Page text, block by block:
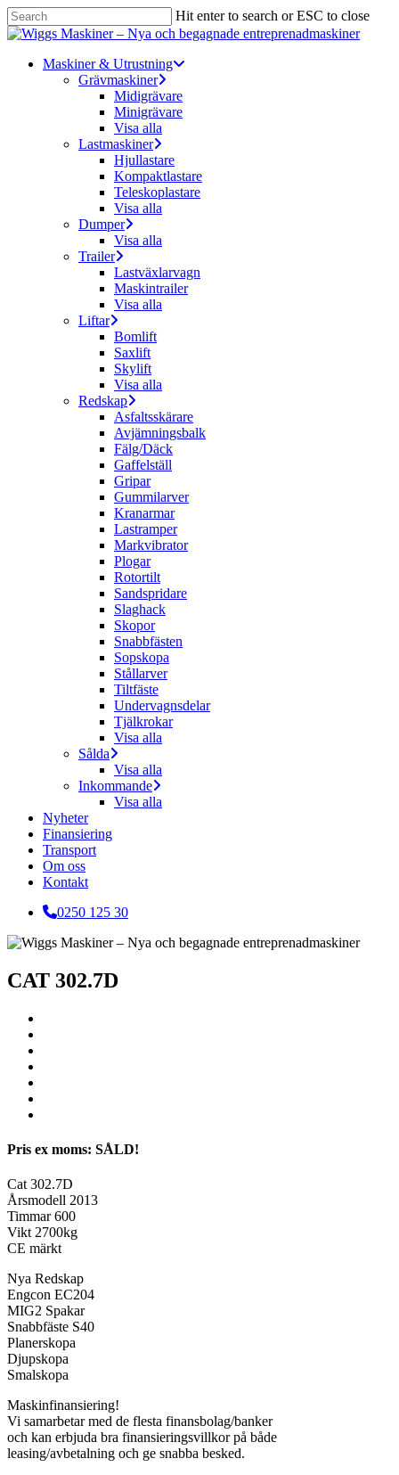
Skip
to
content
Hit enter to search or ESC to close
Close
Menu
Maskiner & Utrustning
Grävmaskiner
Midigrävare
Minigrävare
Visa alla
Lastmaskiner
Hjullastare
Kompaktlastare
Teleskoplastare
Visa alla
Dumper
Visa alla
Trailer
Lastväxlarvagn
Maskintrailer
Visa alla
Liftar
Bomlift
Saxlift
Skylift
Visa alla
Redskap
Asfaltsskärare
Avjämningsbalk
Fälg/Däck
Gaffelställ
Gripar
Gummilarver
Kranarmar
Lastramper
Markvibrator
Plogar
Rotortilt
Sandspridare
Slaghack
Skopor
Snabbfästen
Sopskopa
Stållarver
Tiltfäste
Undervagnsdelar
Tjälkrokar
Visa alla
Sålda
Visa alla
Inkommande
Visa alla
Nyheter
Finansiering
Transport
Om oss
Kontakt
0250 125 30
CAT 302.7D
Pris ex moms: SÅLD!
Cat 302.7D
Årsmodell 2013
Timmar 600
Vikt 2700kg
CE märkt
Nya Redskap
Engcon EC204
MIG2 Spakar
Snabbfäste S40
Planerskopa
Djupskopa
Smalskopa
Maskinfinansiering!
Vi samarbetar med de flesta finansbolag/banker
och kan erbjuda bra finansieringsvillkor på både
leasing/avbetalning och ge snabba besked.